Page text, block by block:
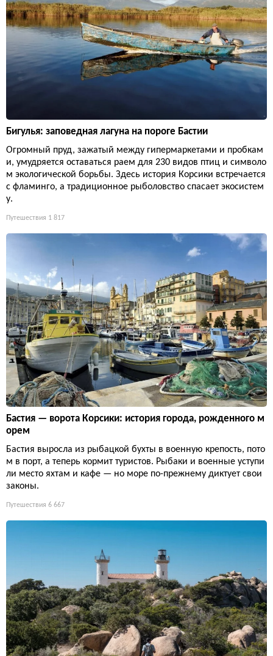
Бигулья: заповедная лагуна на пороге Бастии
Огромный пруд, зажатый между гипермаркетами и пробкам
и, умудряется оставаться раем для 230 видов птиц и символо
м экологической борьбы. Здесь история Корсики встречается
с фламинго, а традиционное рыболовство спасает экосистем
у.
Путешествия 1 817
Бастия — ворота Корсики: история города, рожденного м
орем
Бастия выросла из рыбацкой бухты в военную крепость, пото
м в порт, а теперь кормит туристов. Рыбаки и военные уступи
ли место яхтам и кафе — но море по-прежнему диктует свои
законы.
Путешествия 6 667